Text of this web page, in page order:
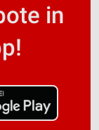
in